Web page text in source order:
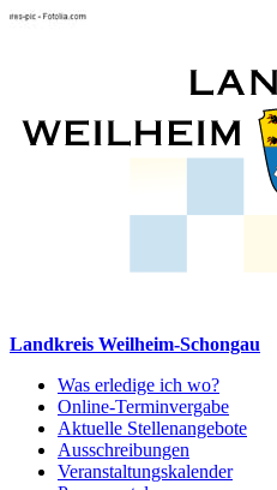
Landkreis Weilheim-Schongau
Was erledige ich wo?
Online-Terminvergabe
Aktuelle Stellenangebote
Ausschreibungen
Veranstaltungskalender